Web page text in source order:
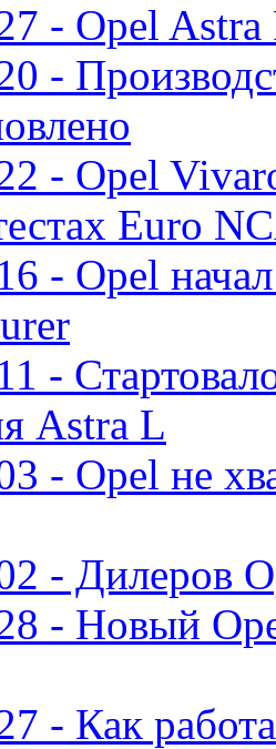
- Opel
-
- Opel
Euro
- Opel
-
Astra L
- Opel не
- Дилеров
- Новый
- Как